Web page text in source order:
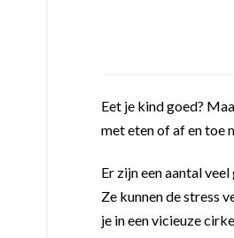
Eet je kind goed?
met eten of af en toe
Er zijn een aantal
Ze kunnen de stress
je in een vicieuze